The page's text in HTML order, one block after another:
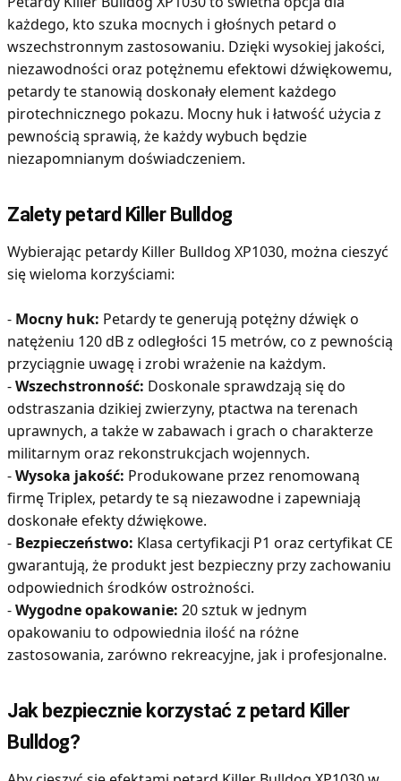
każdego, kto szuka mocnych i głośnych petard o
wszechstronnym zastosowaniu. Dzięki wysokiej jakości,
niezawodności oraz potężnemu efektowi dźwiękowemu,
petardy te stanowią doskonały element każdego
pirotechnicznego pokazu. Mocny huk i łatwość użycia z
pewnością sprawią, że każdy wybuch będzie
niezapomnianym doświadczeniem.
Zalety petard Killer Bulldog
Wybierając petardy Killer Bulldog XP1030, można cieszyć
się wieloma korzyściami:
- Mocny huk: Petardy te generują potężny dźwięk o
natężeniu 120 dB z odległości 15 metrów, co z pewnością
przyciągnie uwagę i zrobi wrażenie na każdym.
-Wszechstronność: Doskonale sprawdzają się do
odstraszania dzikiej zwierzyny, ptactwa na terenach
uprawnych, a także w zabawach i grach o charakterze
militarnym oraz rekonstrukcjach wojennych.
-Wysoka jakość: Produkowane przez renomowaną
firmę Triplex, petardy te są niezawodne i zapewniają
doskonałe efekty dźwiękowe.
- Bezpieczeństwo: Klasa certyfikacji P1 oraz certyfikat CE
gwarantują, że produkt jest bezpieczny przy zachowaniu
odpowiednich środków ostrożności.
-Wygodne opakowanie: 20 sztuk w jednym
opakowaniu to odpowiednia ilość na różne
zastosowania, zarówno rekreacyjne, jak i profesjonalne.
Jak bezpiecznie korzystać z petard Killer
Bulldog?